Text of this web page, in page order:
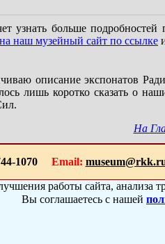
узнать больше
наш музейный сайт по ссылке
описание экспонатов
лишь коротко сказать о
На
1070 Email:
работы сайта, анализа
Вы соглашаетесь с нашей